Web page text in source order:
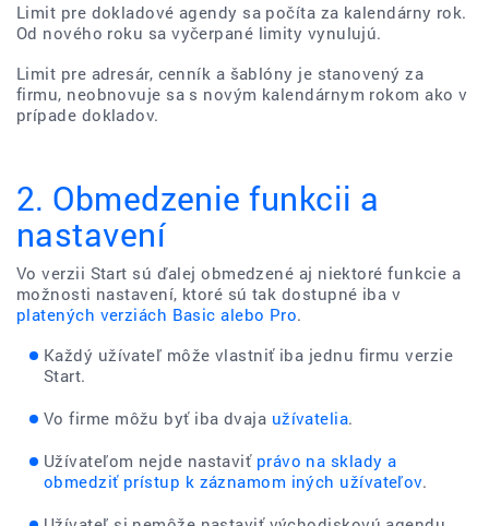
Limit pre dokladové agendy sa počíta za kalendárny rok.
Od nového roku sa vyčerpané limity vynulujú.
Limit pre adresár, cenník a šablóny je stanovený za
firmu, neobnovuje sa s novým kalendárnym rokom ako v
prípade dokladov.
2. Obmedzenie funkcii a
nastavení
Vo verzii Start sú ďalej obmedzené aj niektoré funkcie a
možnosti nastavení, ktoré sú tak dostupné iba v
platených verziách Basic alebo Pro.
Každý užívateľ môže vlastniť iba jednu firmu verzie
Start.
Vo firme môžu byť iba dvaja užívatelia.
Užívateľom nejde nastaviť právo na sklady a
obmedziť prístup k záznamom iných užívateľov.